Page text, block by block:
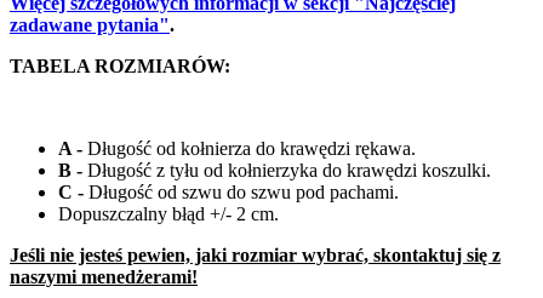
zadawane pytania".
TABELA ROZMIARÓW:
A - Długość od kołnierza do krawędzi rękawa.
B - Długość z tyłu od kołnierzyka do krawędzi koszulki.
C - Długość od szwu do szwu pod pachami.
Dopuszczalny błąd +/- 2 cm.
Jeśli nie jesteś pewien, jaki rozmiar wybrać, skontaktuj się z
naszymi menedżerami!